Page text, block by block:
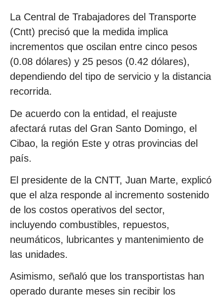
La Central de Trabajadores del Transporte
(Cntt) precisó que la medida implica
incrementos que oscilan entre cinco pesos
(0.08 dólares) y 25 pesos (0.42 dólares),
dependiendo del tipo de servicio y la distancia
recorrida.
De acuerdo con la entidad, el reajuste
afectará rutas del Gran Santo Domingo, el
Cibao, la región Este y otras provincias del
país.
El presidente de la CNTT, Juan Marte, explicó
que el alza responde al incremento sostenido
de los costos operativos del sector,
incluyendo combustibles, repuestos,
neumáticos, lubricantes y mantenimiento de
las unidades.
Asimismo, señaló que los transportistas han
operado durante meses sin recibir los